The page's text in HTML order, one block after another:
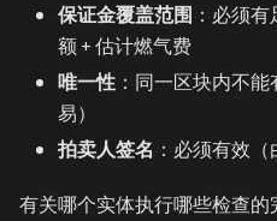
保证金覆盖范围 ：必须
额 + 估计燃气费
唯一性 ：同一区块内不
易）
拍卖人签名 ：必须有效
有关哪个实体执行哪些检查